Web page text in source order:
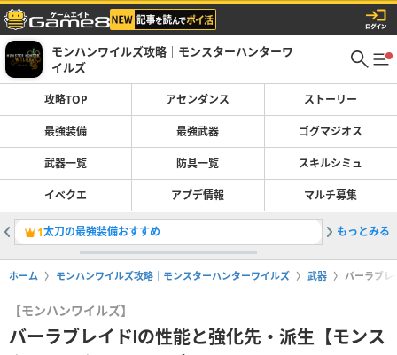
モンハンワイルズ攻略｜モンスターハンターワ
イルズ
攻略TOP アセンダンス ストーリー
最強装備 最強武器 ゴグマジオス
武器一覧 防具一覧 スキルシミュ
イベクエ アプデ情報 マルチ募集
1太刀の最強装備おすすめ 2巨戟ア
もっとみる
ホーム モンハンワイルズ攻略｜モンスターハンターワイルズ 武器 バーラブレ
【モンハンワイルズ】
バーラブレイドⅠの性能と強化先・派生【モンス